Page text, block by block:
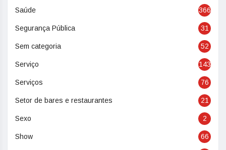
Saúde 366
Segurança Pública 31
Sem categoria 52
Serviço 143
Serviços 76
Setor de bares e restaurantes 21
Sexo 2
Show 66